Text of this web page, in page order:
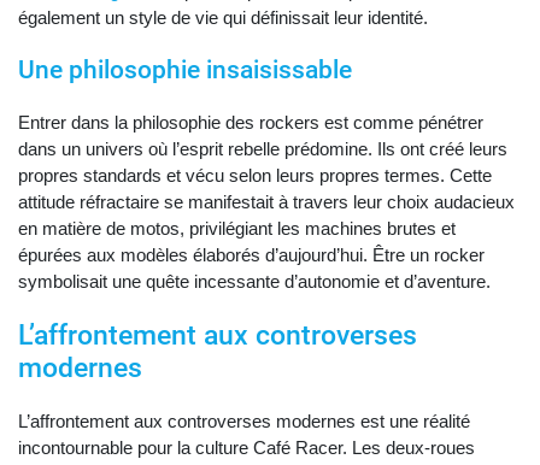
également un style de vie qui définissait leur identité.
Une philosophie insaisissable
Entrer dans la philosophie des rockers est comme pénétrer
dans un univers où l’esprit rebelle prédomine. Ils ont créé leurs
propres standards et vécu selon leurs propres termes. Cette
attitude réfractaire se manifestait à travers leur choix audacieux
en matière de motos, privilégiant les machines brutes et
épurées aux modèles élaborés d’aujourd’hui. Être un rocker
symbolisait une quête incessante d’autonomie et d’aventure.
L’affrontement aux controverses
modernes
L’affrontement aux controverses modernes est une réalité
incontournable pour la culture Café Racer. Les deux-roues